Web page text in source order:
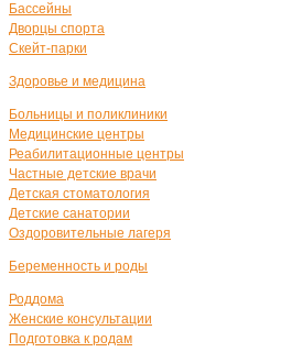
Бассейны
Дворцы спорта
Скейт-парки
Здоровье и медицина
Больницы и поликлиники
Медицинские центры
Реабилитационные центры
Частные детские врачи
Детская стоматология
Детские санатории
Оздоровительные лагеря
Беременность и роды
Роддома
Женские консультации
Подготовка к родам